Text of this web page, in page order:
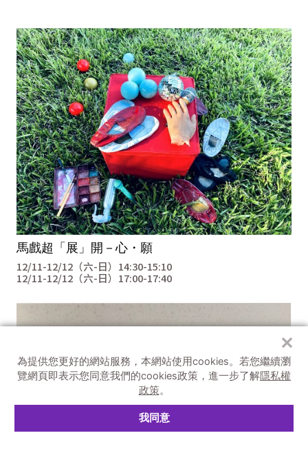
✕
為提供您更好的網站服務，本網站使用cookies。 若您繼續瀏
覽網頁即表示您同意我們的cookies政策，進一步了解隱私權
政策。
我同意
馬戲超「展」開－心・願
12/11-12/12（六-日）14:30-15:10
12/11-12/12（六-日）17:00-17:40